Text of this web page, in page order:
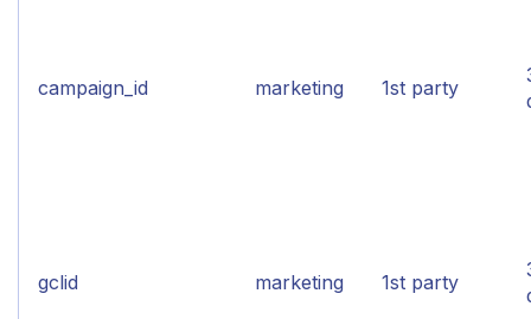
campaign_id marketing 1st party
gclid marketing 1st party